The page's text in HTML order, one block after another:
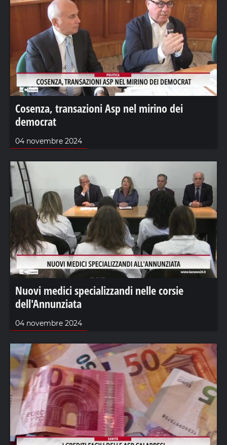
Cosenza, transazioni Asp nel mirino dei
democrat
04 novembre 2024
Nuovi medici specializzandi nelle corsie
dell'Annunziata
04 novembre 2024